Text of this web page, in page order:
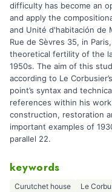
difficulty has become an
and apply the
and Unité d'habitación de
Rue de Sèvres 35, in
theoretical fertility of the
1950s. The aim of this
according to Le
point’s syntax and
references within his
construction, restoration
important examples of
parallel 22.
keywords
Curutchet house Le